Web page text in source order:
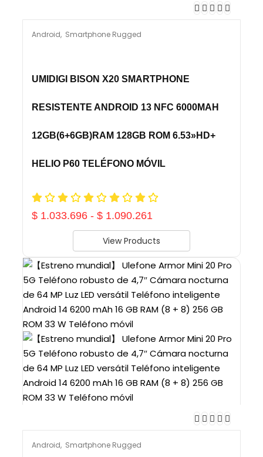
Android, Smartphone Rugged
UMIDIGI BISON X20 SMARTPHONE
RESISTENTE ANDROID 13 NFC 6000MAH
12GB(6+6GB)RAM 128GB ROM 6.53»HD+
HELIO P60 TELÉFONO MÓVIL
$ 1.033.696 - $ 1.090.261
View Products
Android, Smartphone Rugged